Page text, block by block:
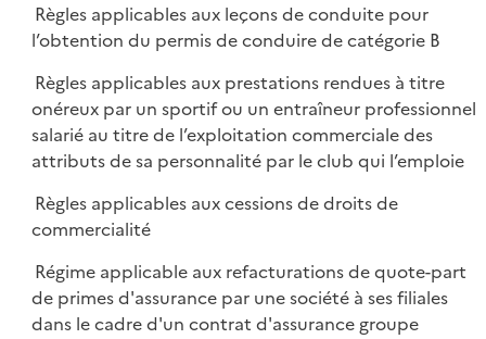
Règles applicables aux leçons de conduite pour
l’obtention du permis de conduire de catégorie B
Règles applicables aux prestations rendues à titre
onéreux par un sportif ou un entraîneur professionnel
salarié au titre de l’exploitation commerciale des
attributs de sa personnalité par le club qui l’emploie
Règles applicables aux cessions de droits de
commercialité
Régime applicable aux refacturations de quote-part
de primes d'assurance par une société à ses filiales
dans le cadre d'un contrat d'assurance groupe